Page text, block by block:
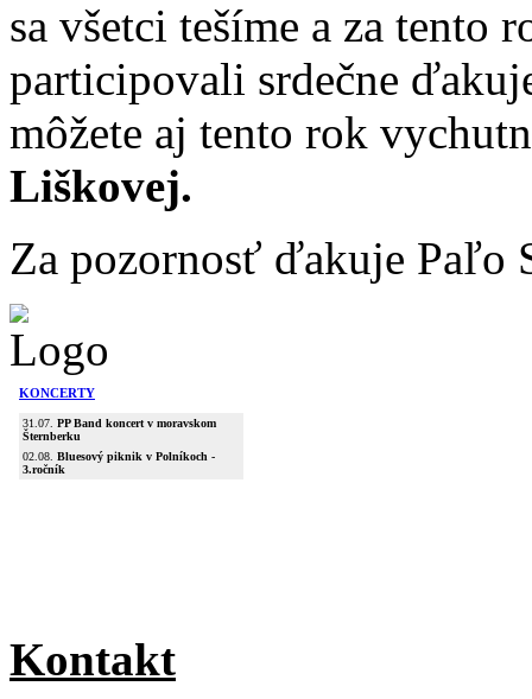
sa všetci tešíme a za tento
participovali srdečne
môžete aj tento rok
Liškovej.
Za pozornosť ďakuje Paľo
Kontakt